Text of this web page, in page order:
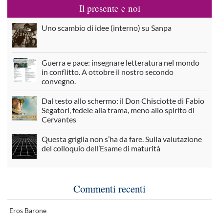
Il presente e noi
Uno scambio di idee (interno) su Sanpa
Guerra e pace: insegnare letteratura nel mondo
in conflitto. A ottobre il nostro secondo
convegno.
Dal testo allo schermo: il Don Chisciotte di Fabio
Segatori, fedele alla trama, meno allo spirito di
Cervantes
Questa griglia non s’ha da fare. Sulla valutazione
del colloquio dell’Esame di maturità
Commenti recenti
Eros Barone